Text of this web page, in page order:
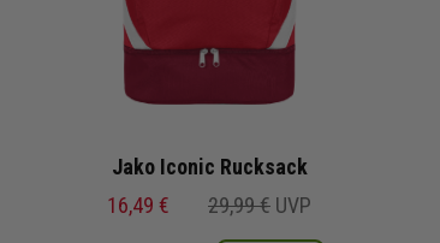
Jako Iconic Rucksack
16,49 €
29,99 € UVP